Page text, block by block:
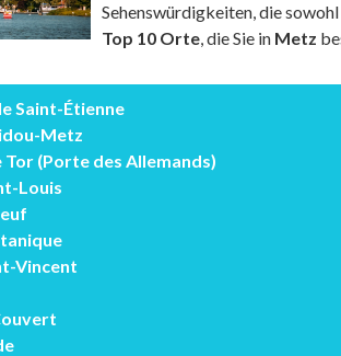
Sehenswürdigkeiten, die
Top 10 Orte, die Sie in Metz
Saint-Étienne
Metz
Tor (Porte des Allemands)
Louis
Vincent